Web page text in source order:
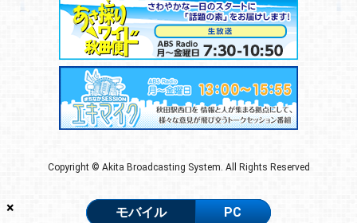
×
Copyright © Akita Broadcasting System. All Rights Reserved
モバイル PC